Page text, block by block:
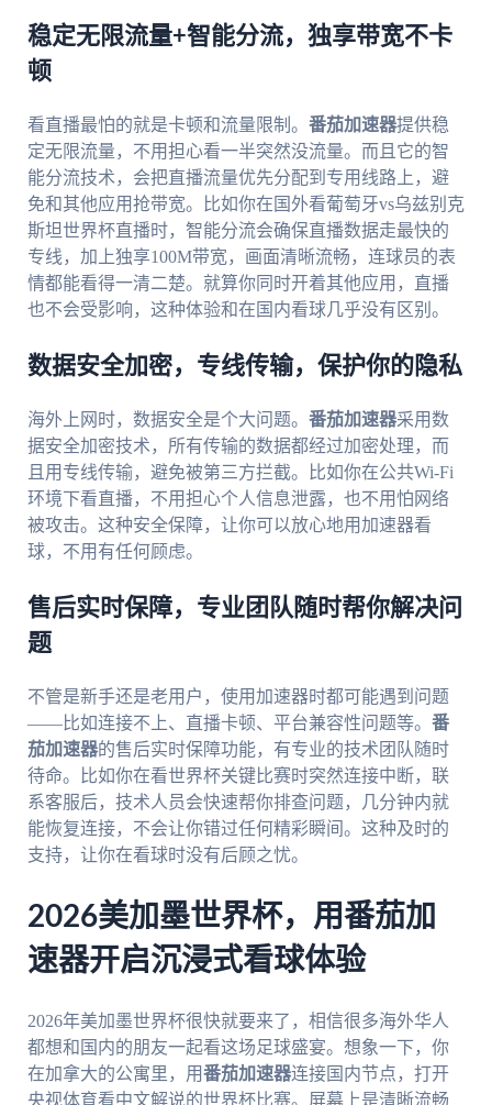
稳定无限流量+智能分流，独享带宽不卡
顿
看直播最怕的就是卡顿和流量限制。 番茄加速器提供稳
定无限流量，不用担心看一半突然没流量。而且它的智
能分流技术，会把直播流量优先分配到专用线路上，避
免和其他应用抢带宽。比如你在国外看葡萄牙vs乌兹别克
斯坦世界杯直播时，智能分流会确保直播数据走最快的
专线，加上独享100M带宽，画面清晰流畅，连球员的表
情都能看得一清二楚。就算你同时开着其他应用，直播
也不会受影响，这种体验和在国内看球几乎没有区别。
数据安全加密，专线传输，保护你的隐私
海外上网时，数据安全是个大问题。 番茄加速器采用数
据安全加密技术，所有传输的数据都经过加密处理，而
且用专线传输，避免被第三方拦截。比如你在公共Wi-Fi
环境下看直播，不用担心个人信息泄露，也不用怕网络
被攻击。这种安全保障，让你可以放心地用加速器看
球，不用有任何顾虑。
售后实时保障，专业团队随时帮你解决问
题
不管是新手还是老用户，使用加速器时都可能遇到问题
——比如连接不上、直播卡顿、平台兼容性问题等。 番
茄加速器的售后实时保障功能，有专业的技术团队随时
待命。比如你在看世界杯关键比赛时突然连接中断，联
系客服后，技术人员会快速帮你排查问题，几分钟内就
能恢复连接，不会让你错过任何精彩瞬间。这种及时的
支持，让你在看球时没有后顾之忧。
2026美加墨世界杯，用番茄加
速器开启沉浸式看球体验
2026年美加墨世界杯很快就要来了，相信很多海外华人
都想和国内的朋友一起看这场足球盛宴。想象一下，你
在加拿大的公寓里，用番茄加速器连接国内节点，打开
央视体育看中文解说的世界杯比赛。屏幕上是清晰流畅